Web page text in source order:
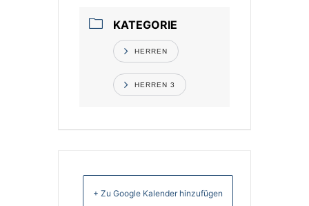
KATEGORIE
HERREN
HERREN 3
+ Zu Google Kalender hinzufügen